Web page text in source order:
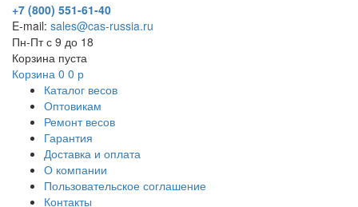
+7 (800) 551-61-40
E-mail: sales@cas-russia.ru
Пн-Пт с 9 до 18
Корзина пуста
Корзина 0 0 р
Каталог весов
Оптовикам
Ремонт весов
Гарантия
Доставка и оплата
О компании
Пользовательское соглашение
Контакты